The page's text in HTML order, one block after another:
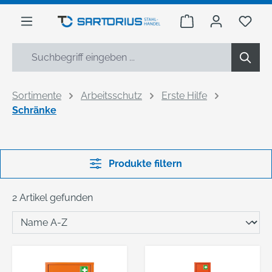
springen
Warenkorb Du
Sortimente Arbeitsschutz
Erste Hilfe
Schränke
Produkte filtern
2 Artikel gefunden